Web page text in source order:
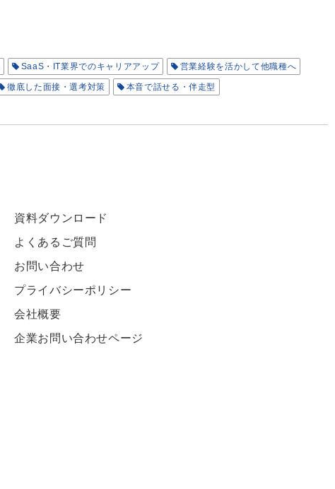
SaaS・IT業界でのキャリアアップ 営業経験を活かして他職種へ
徹底した面接・選考対策 本音で話せる・伴走型
資料ダウンロード
よくあるご質問
お問い合わせ
プライバシーポリシー
会社概要
企業お問い合わせページ